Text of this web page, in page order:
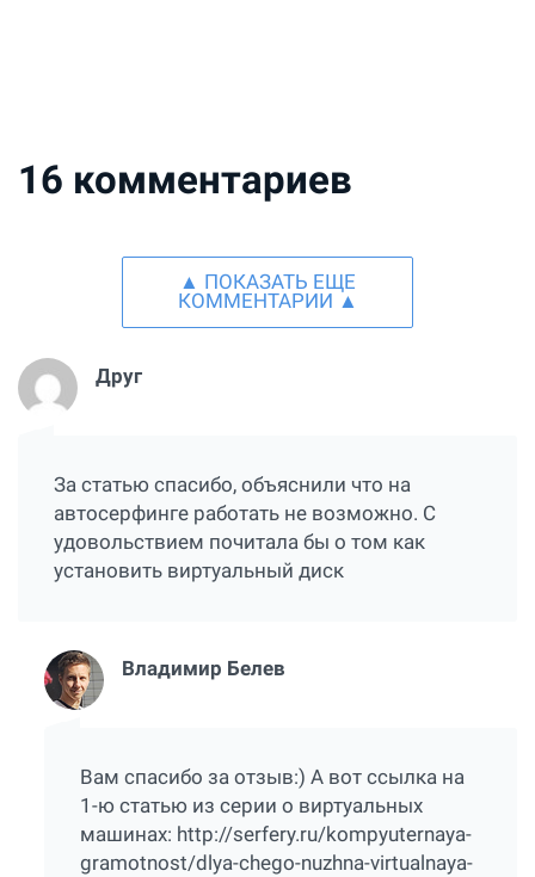
16 комментариев
▲ ПОКАЗАТЬ ЕЩЕ
КОММЕНТАРИИ ▲
Друг
За статью спасибо, объяснили что на
автосерфинге работать не возможно. С
удовольствием почитала бы о том как
установить виртуальный диск
Владимир Белев
Вам спасибо за отзыв:) А вот ссылка на
1-ю статью из серии о виртуальных
машинах: http://serfery.ru/kompyuternaya-
gramotnost/dlya-chego-nuzhna-virtualnaya-